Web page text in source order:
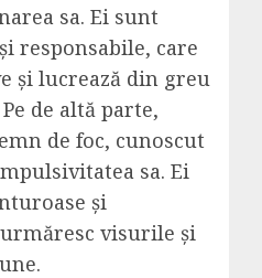
sa. Ei sunt
responsabile, care
și lucrează din greu
de altă parte,
de foc, cunoscut
sa. Ei
și
visurile și